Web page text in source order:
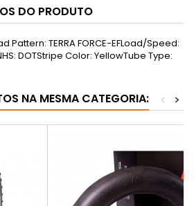
DO PRODUTO
Pattern: TERRA FORCE-EFLoad/Speed:
DOTStripe Color: YellowTube Type:
NA MESMA CATEGORIA: >
<